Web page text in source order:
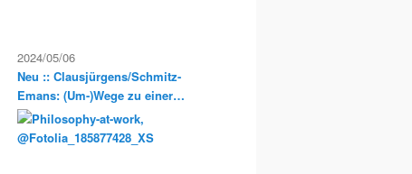
2024/05/06
Neu :: Clausjürgens/Schmitz-
Emans: (Um-)Wege zu einer
Sozialphilosophie der
Postmoderne. Philosophische